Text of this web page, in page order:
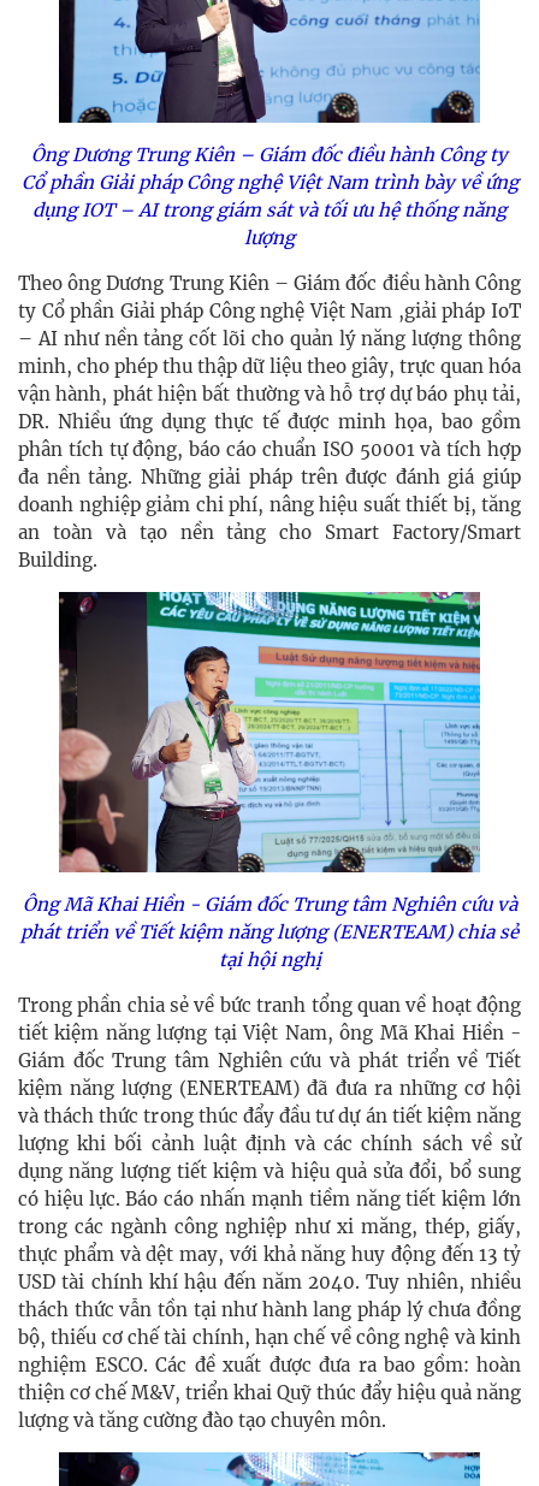
Ông Dương Trung Kiên – Giám đốc điều hành Công ty
Cổ phần Giải pháp Công nghệ Việt Nam trình bày về ứng
dụng IOT – AI trong giám sát và tối ưu hệ thống năng
lượng
Theo ông Dương Trung Kiên – Giám đốc điều hành Công
ty Cổ phần Giải pháp Công nghệ Việt Nam ,giải pháp IoT
– AI như nền tảng cốt lõi cho quản lý năng lượng thông
minh, cho phép thu thập dữ liệu theo giây, trực quan hóa
vận hành, phát hiện bất thường và hỗ trợ dự báo phụ tải,
DR. Nhiều ứng dụng thực tế được minh họa, bao gồm
phân tích tự động, báo cáo chuẩn ISO 50001 và tích hợp
đa nền tảng. Những giải pháp trên được đánh giá giúp
doanh nghiệp giảm chi phí, nâng hiệu suất thiết bị, tăng
an toàn và tạo nền tảng cho Smart Factory/Smart
Building.
Ông Mã Khai Hiền - Giám đốc Trung tâm Nghiên cứu và
phát triển về Tiết kiệm năng lượng (ENERTEAM) chia sẻ
tại hội nghị
Trong phần chia sẻ về bức tranh tổng quan về hoạt động
tiết kiệm năng lượng tại Việt Nam, ông Mã Khai Hiền -
Giám đốc Trung tâm Nghiên cứu và phát triển về Tiết
kiệm năng lượng (ENERTEAM) đã đưa ra những cơ hội
và thách thức trong thúc đẩy đầu tư dự án tiết kiệm năng
lượng khi bối cảnh luật định và các chính sách về sử
dụng năng lượng tiết kiệm và hiệu quả sửa đổi, bổ sung
có hiệu lực. Báo cáo nhấn mạnh tiềm năng tiết kiệm lớn
trong các ngành công nghiệp như xi măng, thép, giấy,
thực phẩm và dệt may, với khả năng huy động đến 13 tỷ
USD tài chính khí hậu đến năm 2040. Tuy nhiên, nhiều
thách thức vẫn tồn tại như hành lang pháp lý chưa đồng
bộ, thiếu cơ chế tài chính, hạn chế về công nghệ và kinh
nghiệm ESCO. Các đề xuất được đưa ra bao gồm: hoàn
thiện cơ chế M&V, triển khai Quỹ thúc đẩy hiệu quả năng
lượng và tăng cường đào tạo chuyên môn.